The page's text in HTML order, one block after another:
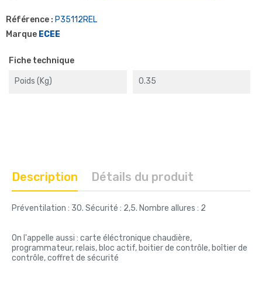
Référence : P35112REL
Marque ECEE
Fiche technique
Poids (kg) 0.35
Description Détails du produit
Préventilation : 30. Sécurité : 2,5. Nombre allures : 2
On l'appelle aussi : carte éléctronique chaudière,
programmateur, relais, bloc actif, boitier de contrôle, boîtier de
contrôle, coffret de sécurité